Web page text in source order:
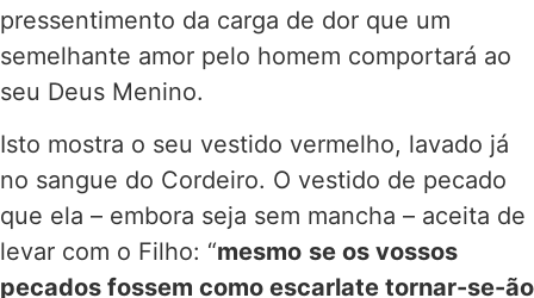
pressentimento da carga de dor que um
semelhante amor pelo homem comportará ao
seu Deus Menino.
Isto mostra o seu vestido vermelho, lavado já
no sangue do Cordeiro. O vestido de pecado
que ela – embora seja sem mancha – aceita de
levar com o Filho: “mesmo se os vossos
pecados fossem como escarlate tornar-se-ão